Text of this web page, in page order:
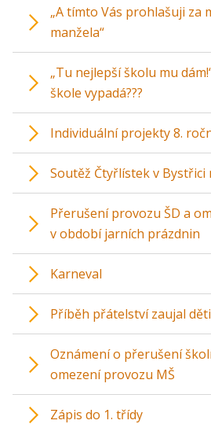
„A tímto Vás prohlašuji za
manžela“
„Tu nejlepší školu mu
škole vypadá???
Individuální projekty 8.
Soutěž Čtyřlístek v Bystřici
Přerušení provozu ŠD a
v období jarních prázdnin
Karneval
Příběh přátelství zaujal
Oznámení o přerušení
omezení provozu MŠ
Zápis do 1. třídy